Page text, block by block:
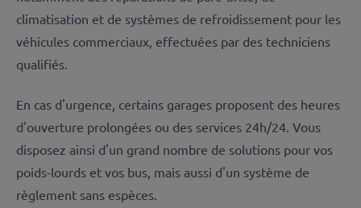
climatisation et de systèmes de refroidissement pour les
véhicules commerciaux, effectuées par des techniciens
qualifiés.
En cas d'urgence, certains garages proposent des heures
d'ouverture prolongées ou des services 24h/24. Vous
disposez ainsi d'un grand nombre de solutions pour vos
poids-lourds et vos bus, mais aussi d'un système de
règlement sans espèces.